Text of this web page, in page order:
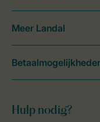
Hulp nodig?
Meer Landal